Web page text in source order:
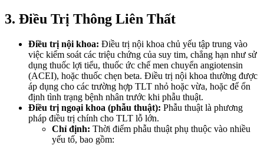
3. Điều Trị Thông Liên Thất
Điều trị nội khoa: Điều trị nội khoa chủ yếu tập trung vào
việc kiểm soát các triệu chứng của suy tim, chẳng hạn như sử
dụng thuốc lợi tiểu, thuốc ức chế men chuyển angiotensin
(ACEI), hoặc thuốc chẹn beta. Điều trị nội khoa thường được
áp dụng cho các trường hợp TLT nhỏ hoặc vừa, hoặc để ổn
định tình trạng bệnh nhân trước khi phẫu thuật.
Điều trị ngoại khoa (phẫu thuật): Phẫu thuật là phương
pháp điều trị chính cho TLT lỗ lớn.
Chỉ định: Thời điểm phẫu thuật phụ thuộc vào nhiều
yếu tố, bao gồm: